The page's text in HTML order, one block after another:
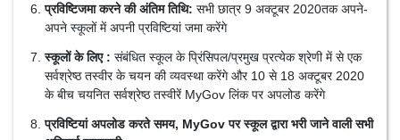
प्रविष्टिजमा करने की अंतिम तिथि: सभी छात्र 9 अक्टूबर 2020तक अपने-
अपने स्कूलों में अपनी प्रविष्टियां जमा करेंगे
स्कूलों के लिए : संबंधित स्कूल के प्रिंसिपल/प्रमुख प्रत्येक श्रेणी में से एक
सर्वश्रेष्ठ तस्वीर के चयन की व्यवस्था करेंगे और 10 से 18 अक्टूबर 2020
के बीच चयनित सर्वश्रेष्ठ तस्वीरें MyGov लिंक पर अपलोड करेंगे
प्रविष्टियां अपलोड करते समय, MyGov पर स्कूल द्वारा भरी जाने वाली सभी